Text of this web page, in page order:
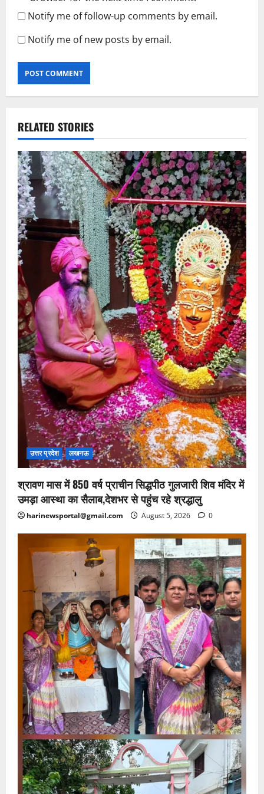
Notify me of follow-up comments by email.
Notify me of new posts by email.
RELATED STORIES
उत्तर प्रदेश लखनऊ
श्रावण मास में 850 वर्ष प्राचीन सिद्धपीठ गुलजारी शिव मंदिर में
उमड़ा आस्था का सैलाब,देशभर से पहुंच रहे श्रद्धालु
harinewsportal@gmail.com August 5, 2026 0